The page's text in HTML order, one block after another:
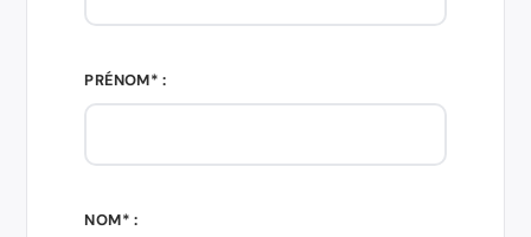
PRÉNOM* :
NOM* :